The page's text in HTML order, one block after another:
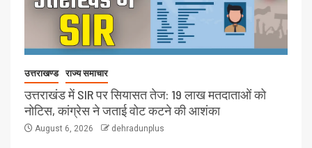
उत्तराखण्ड राज्य समाचार
उत्तराखंड में SIR पर सियासत तेज: 19 लाख मतदाताओं को
नोटिस, कांग्रेस ने जताई वोट कटने की आशंका
August 6, 2026 dehradunplus